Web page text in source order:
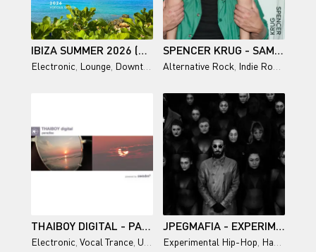
IBIZA SUMMER 2026 (CHILL OUT COOKIES FROM THE HEART)
Electronic Lounge Downtempo ,Chillout
SPENCER KRUG - SAME FANGS (2026)
Alternative Rock Indie Rock
THAIBOY DIGITAL - PARADISE (2026)
Electronic Vocal Trance Uplifting Trance ,Progressive House
JPEGMAFIA - EXPERIMENTAL RAP (2026)
Experimental Hip-Hop Hardcore Hip-Hop